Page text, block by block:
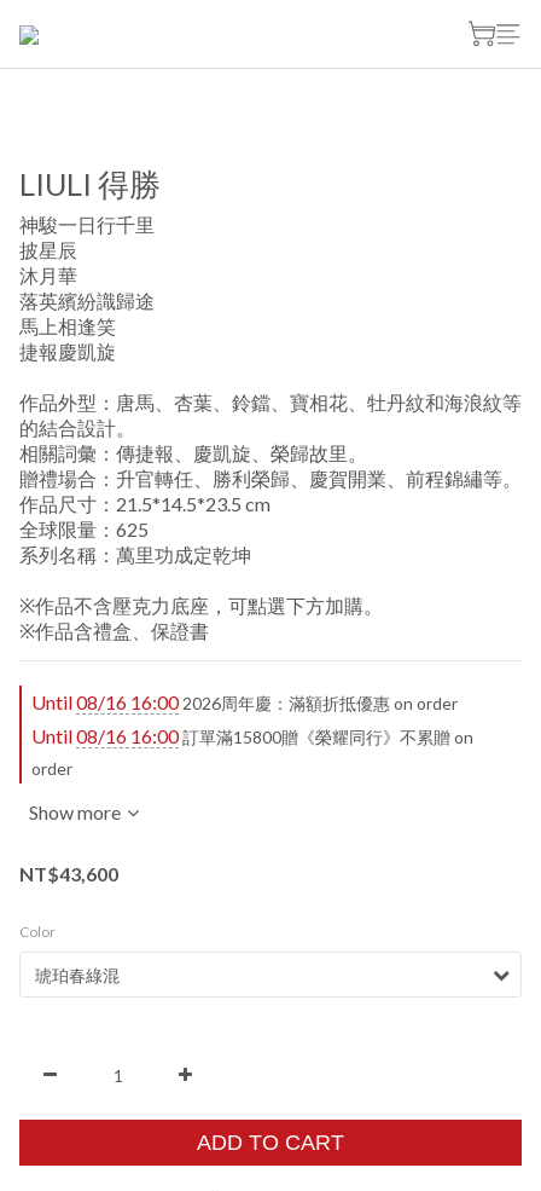
LIULI 得勝
神駿一日行千里
披星辰
沐月華
落英繽紛識歸途
馬上相逢笑
捷報慶凱旋
作品外型：唐馬、杏葉、鈴鐺、寶相花、牡丹紋和海浪紋等
的結合設計。
相關詞彙：傳捷報、慶凱旋、榮歸故里。
贈禮場合：升官轉任、勝利榮歸、慶賀開業、前程錦繡等。
作品尺寸：21.5*14.5*23.5 cm
全球限量：625
系列名稱：萬里功成定乾坤
※作品不含壓克力底座，可點選下方加購。
※作品含禮盒、保證書
Until08/16 16:002026周年慶：滿額折抵優惠 on order
Until08/16 16:00訂單滿15800贈《榮耀同行》不累贈 on
order
Show more
NT$43,600
Color
ADD TO CART